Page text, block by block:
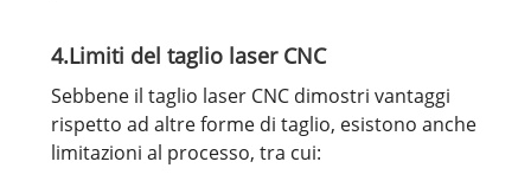
4.Limiti del taglio laser CNC
Sebbene il taglio laser CNC dimostri vantaggi
rispetto ad altre forme di taglio, esistono anche
limitazioni al processo, tra cui: